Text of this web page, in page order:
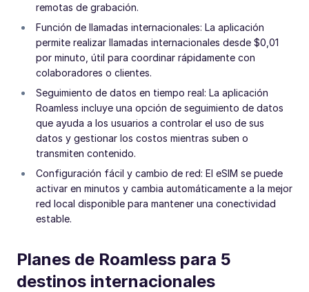
remotas de grabación.
Función de llamadas internacionales: La aplicación
permite realizar llamadas internacionales desde $0,01
por minuto, útil para coordinar rápidamente con
colaboradores o clientes.
Seguimiento de datos en tiempo real: La aplicación
Roamless incluye una opción de seguimiento de datos
que ayuda a los usuarios a controlar el uso de sus
datos y gestionar los costos mientras suben o
transmiten contenido.
Configuración fácil y cambio de red: El eSIM se puede
activar en minutos y cambia automáticamente a la mejor
red local disponible para mantener una conectividad
estable.
Planes de Roamless para 5
destinos internacionales